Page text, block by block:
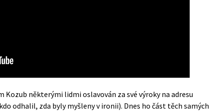
některými lidmi oslavován za své výroky na adresu
odhalil, zda byly myšleny v ironii). Dnes ho část těch samých